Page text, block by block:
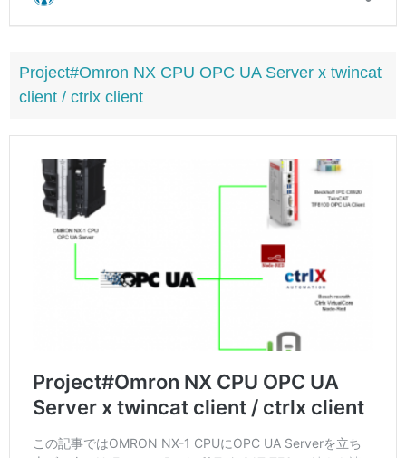
Project#Omron NX CPU OPC UA Server x twincat
client / ctrlx client